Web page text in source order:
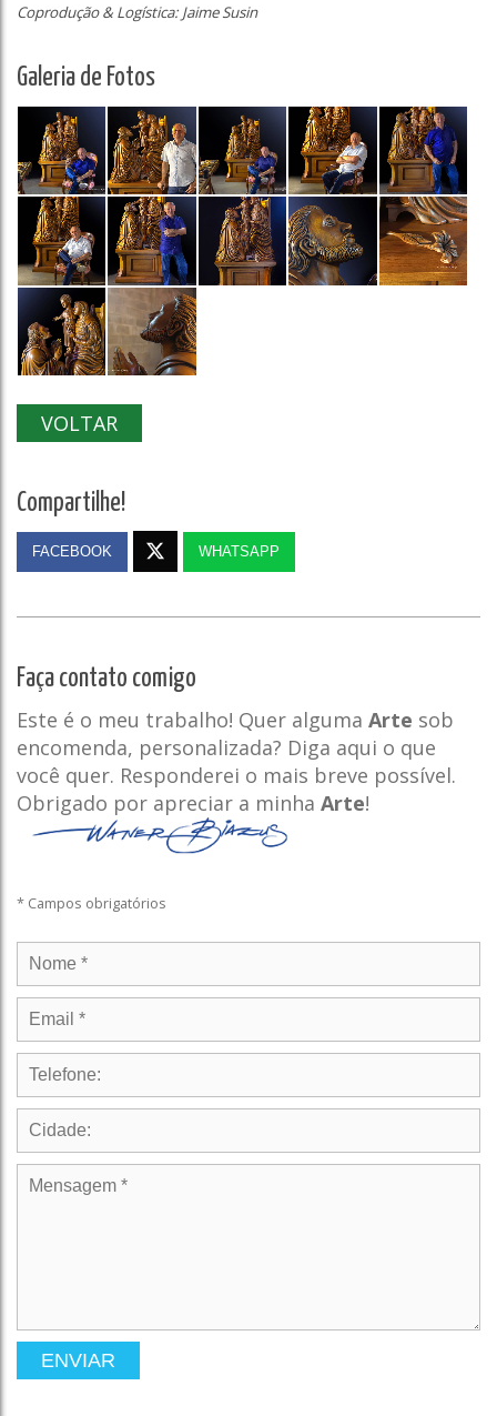
Coprodução & Logística: Jaime Susin
Galeria de Fotos
VOLTAR
Compartilhe!
FACEBOOK WHATSAPP
Faça contato comigo
Este é o meu trabalho! Quer alguma Arte sob
encomenda, personalizada? Diga aqui o que
você quer. Responderei o mais breve possível.
Obrigado por apreciar a minha Arte!
* Campos obrigatórios
ENVIAR